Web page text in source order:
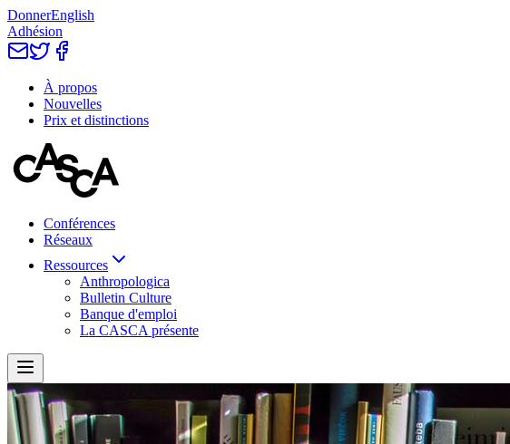
DonnerEnglish
Adhésion
À propos
Nouvelles
Prix et distinctions
Conférences
Réseaux
Ressources
Anthropologica
Bulletin Culture
Banque d'emploi
La CASCA présente